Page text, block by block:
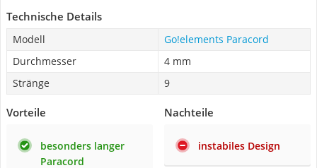
Technische Details
Modell
Go!elements Paracord
Durchmesser
4 mm
Stränge
9
Vorteile
besonders langer
Paracord
Nachteile
instabiles Design